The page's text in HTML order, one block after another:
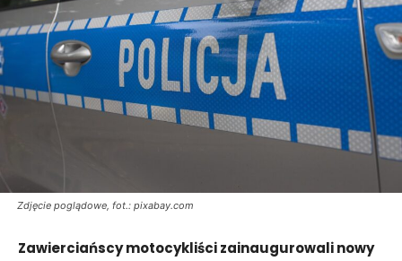
Zdjęcie poglądowe, fot.: pixabay.com
Zawierciańscy motocykliści zainaugurowali nowy